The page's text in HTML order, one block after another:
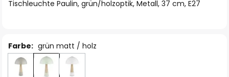
Tischleuchte Paulin, grün/holzoptik, Metall, 37 cm, E27
Farbe: grün matt / holz